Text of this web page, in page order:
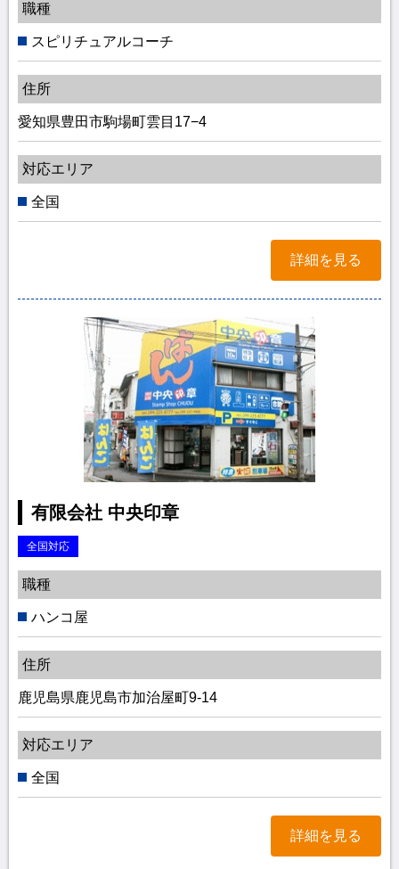
職種
スピリチュアルコーチ
住所
愛知県豊田市駒場町雲目17−4
対応エリア
全国
詳細を見る
有限会社 中央印章
全国対応
職種
ハンコ屋
住所
鹿児島県鹿児島市加治屋町9-14
対応エリア
全国
詳細を見る